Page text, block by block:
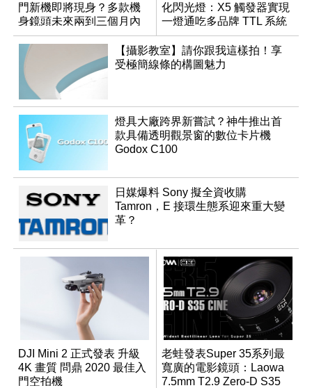
門新機即將現身？多款機
身鏡頭未來兩到三個月內
有望登場
化閃光燈：X5 觸發器實現
一燈通吃多品牌 TTL 系統
【攝影教室】請你跟我這樣拍！享
受極簡線條的構圖魅力
燈具大廠跨界新嘗試？神牛推出首
款具備透明觀景窗的數位卡片機
Godox C100
日媒爆料 Sony 擬全資收購
Tamron，E 接環生態系迎來重大變
革？
DJI Mini 2 正式發表 升級
4K 畫質 問鼎 2020 最佳入
門空拍機
老蛙發表Super 35系列最
寬廣的電影鏡頭：Laowa
7.5mm T2.9 Zero-D S35